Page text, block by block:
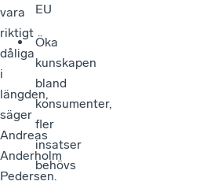
vara
riktigt
dåliga
i
längden,
säger
Andreas
Anderholm
Pedersen.
EU
Öka
kunskapen
bland
konsumenter,
fler
insatser
behövs